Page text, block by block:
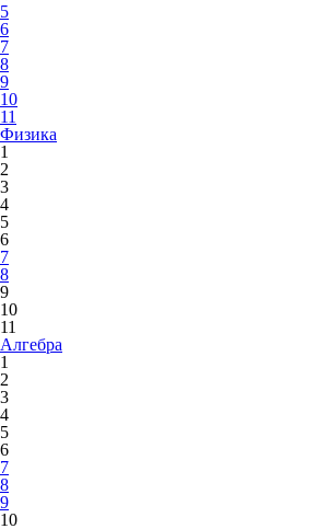
5
6
7
8
9
10
11
Физика
1
2
3
4
5
6
7
8
9
10
11
Алгебра
1
2
3
4
5
6
7
8
9
10